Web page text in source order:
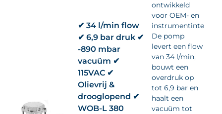
✔ 34 l/min flow
✔ 6,9 bar druk ✔
-890 mbar
vacuüm ✔
115VAC ✔
Olievrij &
drooglopend ✔
WOB-L 380
ontwikkeld
voor OEM- en
De pomp
levert een flow
van 34 l/min,
bouwt een
overdruk op
tot 6,9 bar en
haalt een
vacuüm tot